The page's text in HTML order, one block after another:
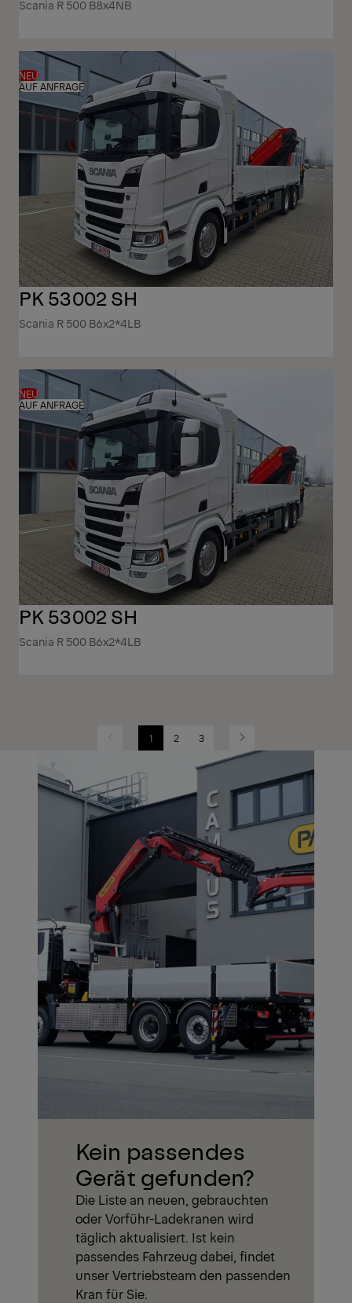
Scania R 500 B8x4NB
NEU
AUF ANFRAGE
PK 53002 SH
Scania R 500 B6x2*4LB
NEU
AUF ANFRAGE
PK 53002 SH
Scania R 500 B6x2*4LB
Previous 1 2 3 Next
Kein passendes
Gerät gefunden?
Die Liste an neuen, gebrauchten
oder Vorführ-Ladekranen wird
täglich aktualisiert. Ist kein
passendes Fahrzeug dabei, findet
unser Vertriebsteam den passenden
Kran für Sie.